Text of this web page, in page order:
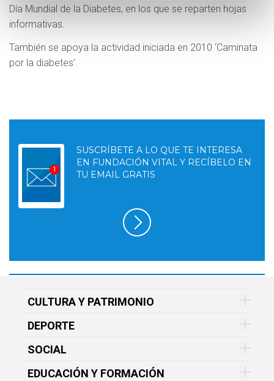
Día Mundial de la Diabetes, en los que se reparten hojas
informativas.
También se apoya la actividad iniciada en 2010 ‘Caminata
por la diabetes’.
SUSCRÍBETE A LO QUE TE INTERESA
EN FUNDACIÓN VITAL Y RECÍBELO EN
TU EMAIL GRATIS
CULTURA Y PATRIMONIO
DEPORTE
SOCIAL
EDUCACIÓN Y FORMACIÓN